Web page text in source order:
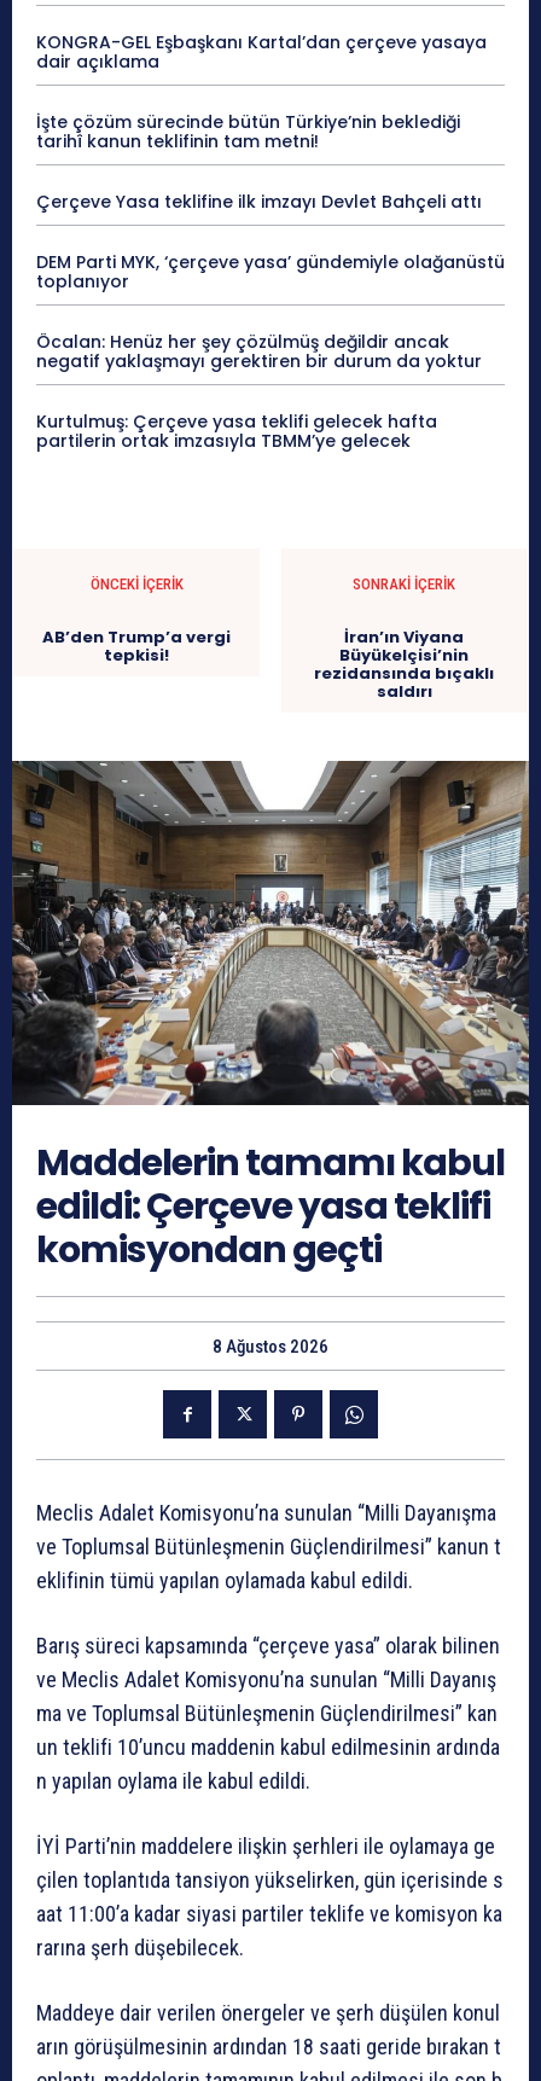
KONGRA-GEL Eşbaşkanı Kartal’dan çerçeve yasaya
dair açıklama
İşte çözüm sürecinde bütün Türkiye’nin beklediği
tarihî kanun teklifinin tam metni!
Çerçeve Yasa teklifine ilk imzayı Devlet Bahçeli attı
DEM Parti MYK, ‘çerçeve yasa’ gündemiyle olağanüstü
toplanıyor
Öcalan: Henüz her şey çözülmüş değildir ancak
negatif yaklaşmayı gerektiren bir durum da yoktur
Kurtulmuş: Çerçeve yasa teklifi gelecek hafta
partilerin ortak imzasıyla TBMM’ye gelecek
ÖNCEKI İÇERIK
AB’den Trump’a vergi
tepkisi!
SONRAKI İÇERIK
İran’ın Viyana
Büyükelçisi’nin
rezidansında bıçaklı
saldırı